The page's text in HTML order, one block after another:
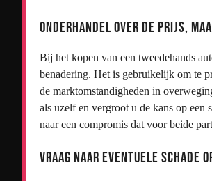
Onderhandel over de prijs,
Bij het kopen van een tweedehands
benadering. Het is gebruikelijk om te
de marktomstandigheden in
als uzelf en vergroot u de kans op een
naar een compromis dat voor beide
Vraag naar eventuele schade